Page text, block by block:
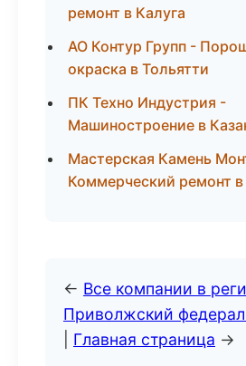
ремонт в Калуга
АО Контур Групп -
окраска в Тольятти
ПК Техно Индустрия -
Машиностроение в
Мастерская Камень
Коммерческий ремонт
← Все компании в
Приволжский
Главная страница →